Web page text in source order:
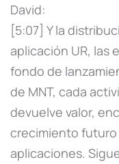
David:
[5:07] Y la
aplicación UR, las
fondo de
de MNT, cada
devuelve valor,
crecimiento
aplicaciones.